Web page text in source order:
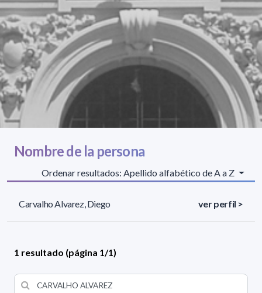
Nombre de la persona
Ordenar resultados: Apellido alfabético de A a Z
Carvalho Alvarez, Diego ver perfil >
1 resultado (página 1/1)